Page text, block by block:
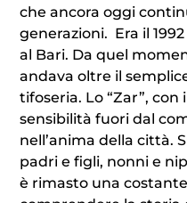
che ancora oggi
generazioni. Era il
al Bari. Da quel
andava oltre il
tifoseria. Lo “Zar”,
sensibilità fuori dal
nell’anima della città.
padri e figli, nonni e
è rimasto una